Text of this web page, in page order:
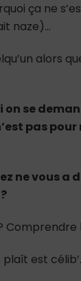
ça ne
naze)…
alors
se
pas
ne vous a
est